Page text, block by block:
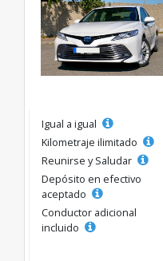
Igual a igual
Kilometraje ilimitado
Reunirse y Saludar
Depósito en efectivo
aceptado
Conductor adicional
incluido